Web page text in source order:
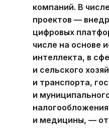
компаний. В
проектов —
цифровых
числе на основе
интеллекта, в
и сельского
и транспорта,
и
и медицины, —